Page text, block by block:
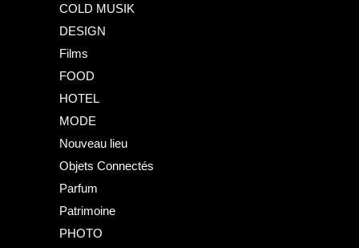
COLD MUSIK
DESIGN
Films
FOOD
HOTEL
MODE
Nouveau lieu
Objets Connectés
Parfum
Patrimoine
PHOTO